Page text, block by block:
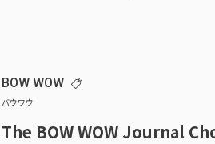
BOW WOW
The BOW WOW Journal